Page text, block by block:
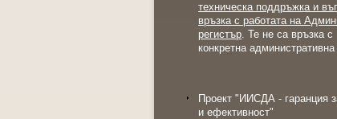
техническа поддръжка и
връзка с работата на
регистър. Те не са връзка с
конкретна административна
Проект "ИИСДА - гаранция
и ефективност"